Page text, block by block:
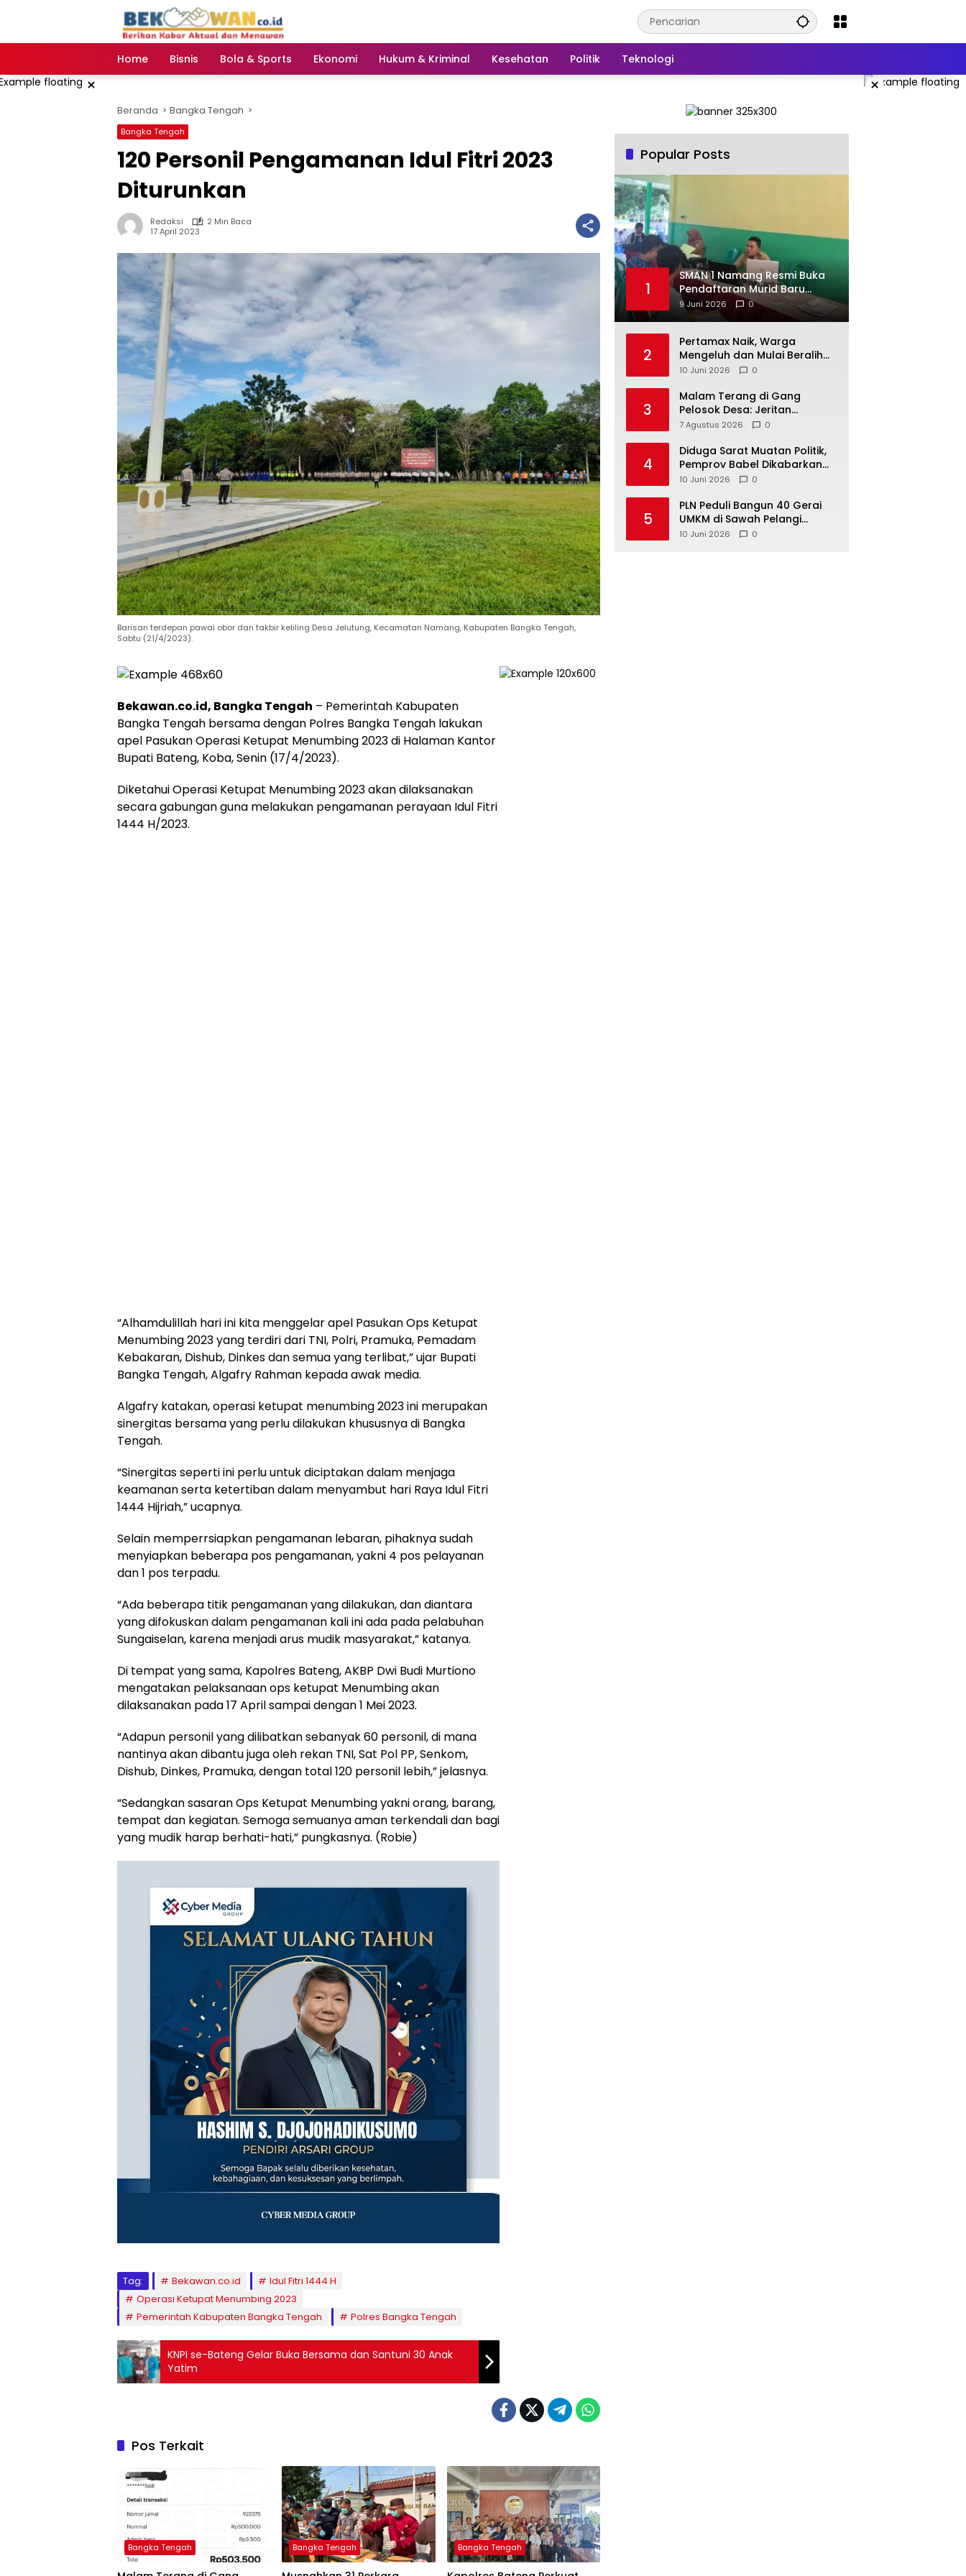
Home
Bisnis Bola & Sports Ekonomi Hukum & Kriminal Kesehatan Politik Teknologi
× ×
Beranda Bangka Tengah
Bangka Tengah
120 Personil Pengamanan Idul Fitri 2023
Diturunkan
Redaksi
2 Min Baca
17 April 2023
Barisan terdepan pawai obor dan takbir keliling Desa Jelutung, Kecamatan Namang, Kabupaten Bangka Tengah,
Sabtu (21/4/2023).
Bekawan.co.id, Bangka Tengah – Pemerintah Kabupaten
Bangka Tengah bersama dengan Polres Bangka Tengah lakukan
apel Pasukan Operasi Ketupat Menumbing 2023 di Halaman Kantor
Bupati Bateng, Koba, Senin (17/4/2023).
Diketahui Operasi Ketupat Menumbing 2023 akan dilaksanakan
secara gabungan guna melakukan pengamanan perayaan Idul Fitri
1444 H/2023.
“Alhamdulillah hari ini kita menggelar apel Pasukan Ops Ketupat
Menumbing 2023 yang terdiri dari TNI, Polri, Pramuka, Pemadam
Kebakaran, Dishub, Dinkes dan semua yang terlibat,” ujar Bupati
Bangka Tengah, Algafry Rahman kepada awak media.
Algafry katakan, operasi ketupat menumbing 2023 ini merupakan
sinergitas bersama yang perlu dilakukan khususnya di Bangka
Tengah.
“Sinergitas seperti ini perlu untuk diciptakan dalam menjaga
keamanan serta ketertiban dalam menyambut hari Raya Idul Fitri
1444 Hijriah,” ucapnya.
Selain memperrsiapkan pengamanan lebaran, pihaknya sudah
menyiapkan beberapa pos pengamanan, yakni 4 pos pelayanan
dan 1 pos terpadu.
“Ada beberapa titik pengamanan yang dilakukan, dan diantara
yang difokuskan dalam pengamanan kali ini ada pada pelabuhan
Sungaiselan, karena menjadi arus mudik masyarakat,” katanya.
Di tempat yang sama, Kapolres Bateng, AKBP Dwi Budi Murtiono
mengatakan pelaksanaan ops ketupat Menumbing akan
dilaksanakan pada 17 April sampai dengan 1 Mei 2023.
“Adapun personil yang dilibatkan sebanyak 60 personil, di mana
nantinya akan dibantu juga oleh rekan TNI, Sat Pol PP, Senkom,
Dishub, Dinkes, Pramuka, dengan total 120 personil lebih,” jelasnya.
“Sedangkan sasaran Ops Ketupat Menumbing yakni orang, barang,
tempat dan kegiatan. Semoga semuanya aman terkendali dan bagi
yang mudik harap berhati-hati,” pungkasnya. (Robie)
Tag: Bekawan.co.id
Idul Fitri 1444 H
Operasi Ketupat Menumbing 2023
Pemerintah Kabupaten Bangka Tengah
Polres Bangka Tengah
KNPI se-Bateng Gelar Buka Bersama dan Santuni 30 Anak
Yatim
Pos Terkait
Bangka Tengah Bangka Tengah Bangka Tengah
Popular Posts
1
SMAN 1 Namang Resmi Buka
Pendaftaran Murid Baru
2026/2027
9 Juni 2026 0
2
‎Pertamax Naik, Warga
Mengeluh dan Mulai Beralih
ke Pertalite Meski Harus Antre
10 Juni 2026 0
3
Malam Terang di Gang
Pelosok Desa: Jeritan
Harapan Ketua APDESI
Babel
7 Agustus 2026 0
4
‎Diduga Sarat Muatan Politik,
Pemprov Babel Dikabarkan
Lakukan Rotasi Besar-
10 Juni 2026 0
5
‎PLN Peduli Bangun 40 Gerai
UMKM di Sawah Pelangi
Namang, Dorong
10 Juni 2026 0